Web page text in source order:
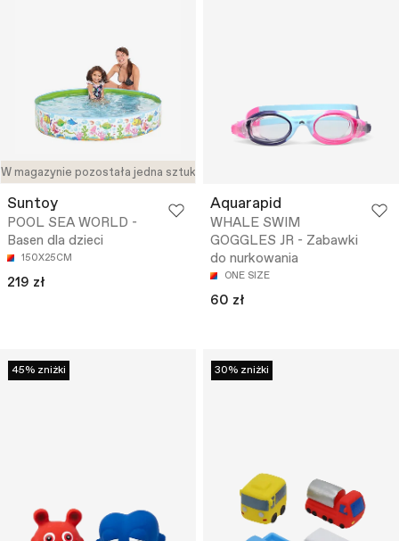
W magazynie pozostała jedna sztuka
Suntoy
POOL SEA WORLD -
Basen dla dzieci
150X25CM
219 zł
Aquarapid
WHALE SWIM
GOGGLES JR - Zabawki
do nurkowania
ONE SIZE
60 zł
45% zniżki 30% zniżki